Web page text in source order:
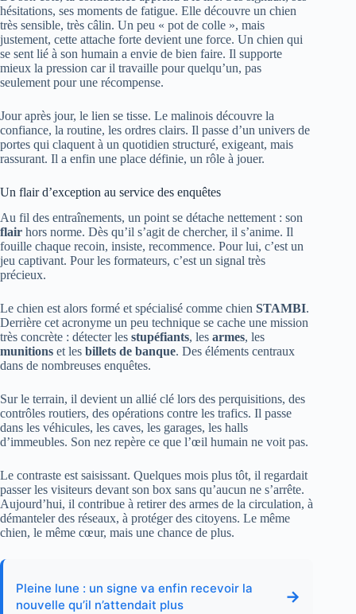
hésitations, ses moments de fatigue. Elle découvre un chien
très sensible, très câlin. Un peu « pot de colle », mais
justement, cette attache forte devient une force. Un chien qui
se sent lié à son humain a envie de bien faire. Il supporte
mieux la pression car il travaille pour quelqu’un, pas
seulement pour une récompense.
Jour après jour, le lien se tisse. Le malinois découvre la
confiance, la routine, les ordres clairs. Il passe d’un univers de
portes qui claquent à un quotidien structuré, exigeant, mais
rassurant. Il a enfin une place définie, un rôle à jouer.
Un flair d’exception au service des enquêtes
Au fil des entraînements, un point se détache nettement : son
flair hors norme. Dès qu’il s’agit de chercher, il s’anime. Il
fouille chaque recoin, insiste, recommence. Pour lui, c’est un
jeu captivant. Pour les formateurs, c’est un signal très
précieux.
Le chien est alors formé et spécialisé comme chien STAMBI.
Derrière cet acronyme un peu technique se cache une mission
très concrète : détecter les stupéfiants, les armes, les
munitions et les billets de banque. Des éléments centraux
dans de nombreuses enquêtes.
Sur le terrain, il devient un allié clé lors des perquisitions, des
contrôles routiers, des opérations contre les trafics. Il passe
dans les véhicules, les caves, les garages, les halls
d’immeubles. Son nez repère ce que l’œil humain ne voit pas.
Le contraste est saisissant. Quelques mois plus tôt, il regardait
passer les visiteurs devant son box sans qu’aucun ne s’arrête.
Aujourd’hui, il contribue à retirer des armes de la circulation, à
démanteler des réseaux, à protéger des citoyens. Le même
chien, le même cœur, mais une chance de plus.
Pleine lune : un signe va enfin recevoir la
nouvelle qu’il n’attendait plus
→